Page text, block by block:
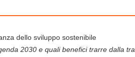
dello sviluppo sostenibile
2030 e quali benefici trarre dalla